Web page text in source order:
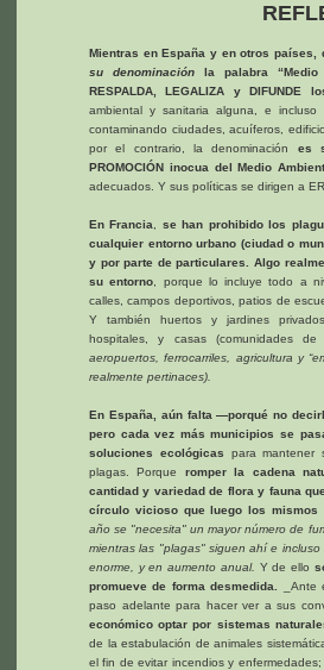
Mientras en España y en otros
su denominación la palabra “Medio
RESPALDA, LEGALIZA y DIFUNDE
ambiental y sanitaria alguna, e incluso
contaminando ciudades, acuíferos,
por el contrario, la denominación es
PROMOCIÓN inocua del Medio
adecuados. Y sus políticas se dirigen a
En Francia
se han prohibido los
cualquier entorno urbano (ciudad o
y por parte de particulares. Algo
su entorno , porque lo incluye todo a
calles, campos deportivos, patios de
Y también huertos y jardines
hospitales, y casas (comunidades
aeropuertos, ferrocarriles, agricultura y
realmente pertinaces).
En España, aún falta —porqué no
pero cada vez más municipios se
soluciones ecológicas para mantener
plagas. Porque
romper la cadena
cantidad y variedad de flora y fauna
círculo vicioso que luego los mismos
año se "necesita" un mayor número de
mientras las "plagas" siguen ahí e
enorme, y en aumento anual. Y de ello
promueve de forma desmedida.
_Ante
paso adelante para hacer ver a sus
económico optar por sistemas
de la estabulación de animales
el fin de evitar incendios y